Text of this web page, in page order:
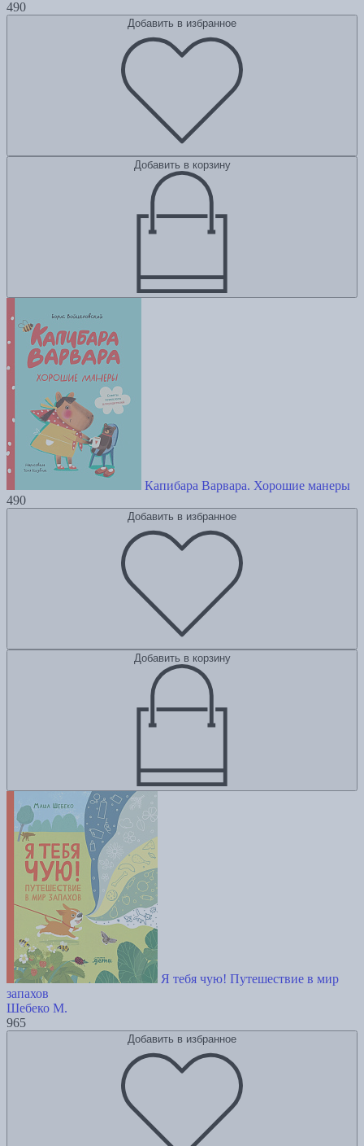
490
Добавить в избранное
Добавить в корзину
Капибара Варвара. Хорошие манеры
490
Добавить в избранное
Добавить в корзину
Я тебя чую! Путешествие в мир
запахов
Шебеко М.
965
Добавить в избранное